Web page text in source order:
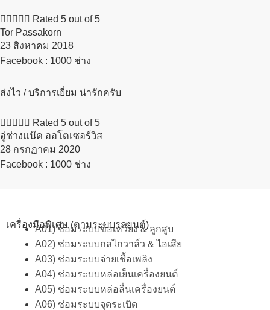
     Rated 5 out of 5
Tor Passakorn
23 สิงหาคม 2018​
Facebook : 1000 ช่าง
ส่งไว / บริการเยี่ยม น่ารักครับ
     Rated 5 out of 5
อู่ช่างแน๊ค ออโตเซอร์วิส
28 กรกฏาคม 2020​
Facebook : 1000 ช่าง
เครื่องมือพิเศษ (ตามระบบรถยนต์)
A01) ซ่อมระบบข้อเหวี่ยง & ลูกสูบ
A02) ซ่อมระบบกลไกวาล์ว & ไอเสีย
A03) ซ่อมระบบจ่ายเชื้อเพลิง
A04) ซ่อมระบบหล่อเย็นเครื่องยนต์
A05) ซ่อมระบบหล่อลื่นเครื่องยนต์
A06) ซ่อมระบบจุดระเบิด